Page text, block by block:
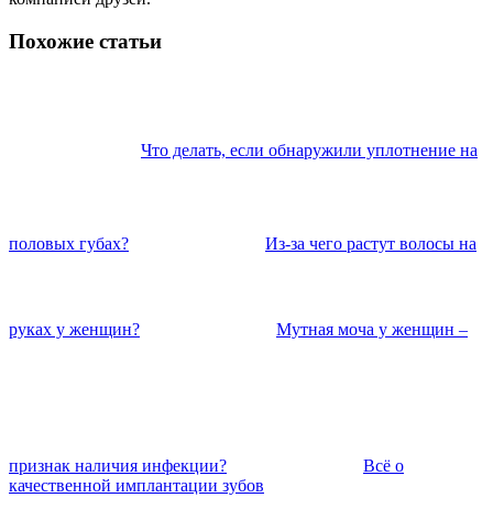
Похожие статьи
Что делать, если обнаружили уплотнение на
половых губах? Из-за чего растут волосы на
руках у женщин? Мутная моча у женщин –
признак наличия инфекции?
Всё о
качественной имплантации зубов